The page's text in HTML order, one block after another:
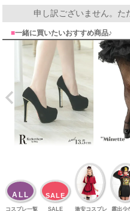
申し訳ございません。た
■一緒に買いたいおすすめ商品♪
ALL
コスプレ一覧
SALE
SALE 激安コスプレ 露出少